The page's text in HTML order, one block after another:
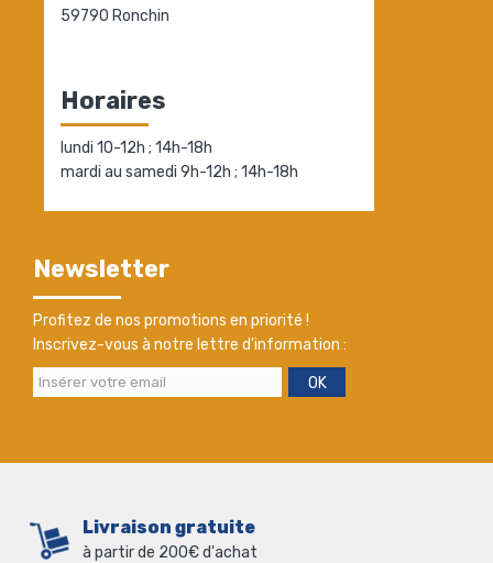
59790 Ronchin
Horaires
lundi 10-12h ; 14h-18h
mardi au samedi 9h-12h ; 14h-18h
Newsletter
Profitez de nos promotions en priorité !
Inscrivez-vous à notre lettre d'information :
OK
Livraison gratuite
à partir de 200€ d'achat